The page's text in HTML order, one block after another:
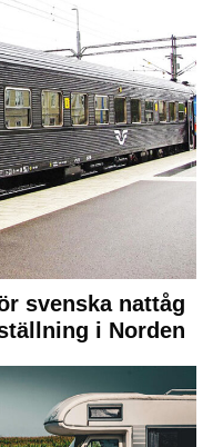
svenska nattåg
i Norden